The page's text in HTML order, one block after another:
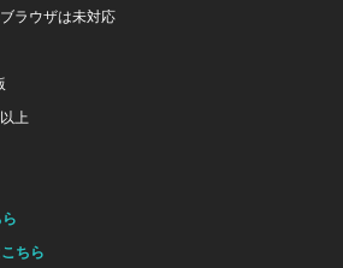
ラウザは未対応
上
こちら